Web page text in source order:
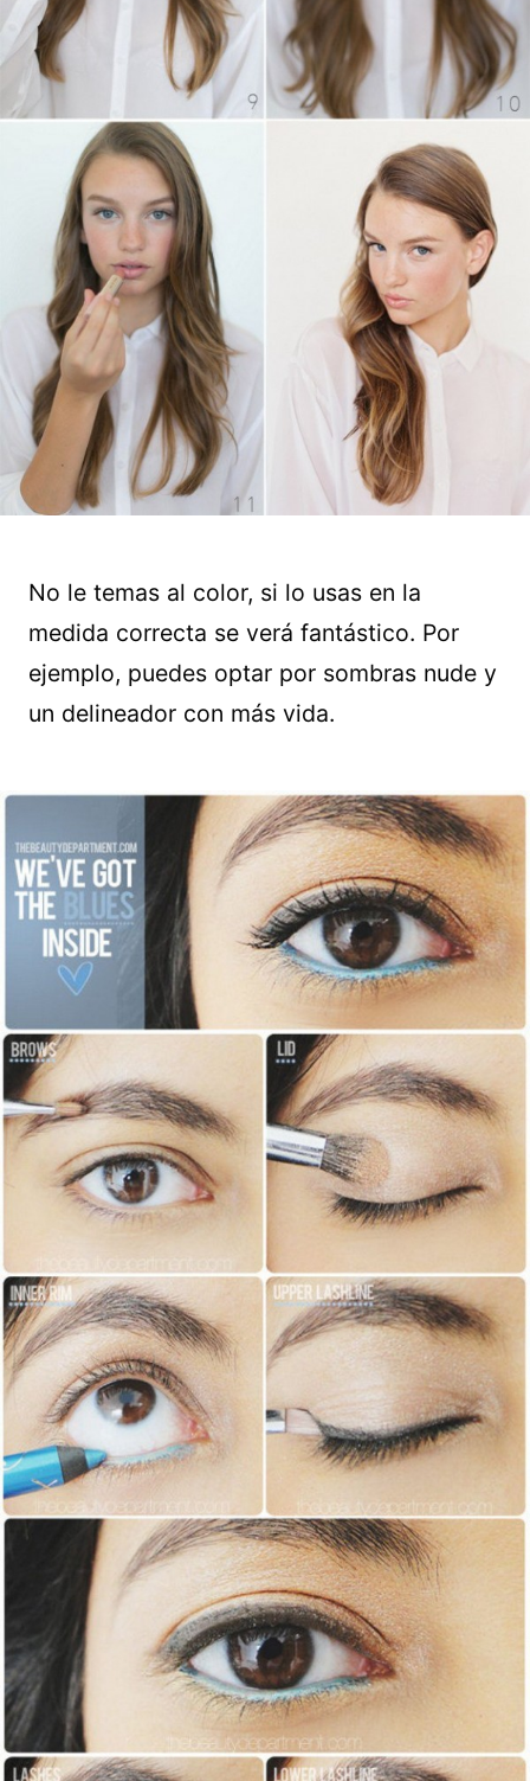
No le temas al color, si lo usas en la
medida correcta se verá fantástico. Por
ejemplo, puedes optar por sombras nude y
un delineador con más vida.